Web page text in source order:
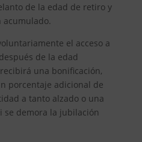
de la edad de retiro y
acumulado.
el acceso a
de la edad
una bonificación,
porcentaje adicional de
a tanto alzado o una
se demora la jubilación